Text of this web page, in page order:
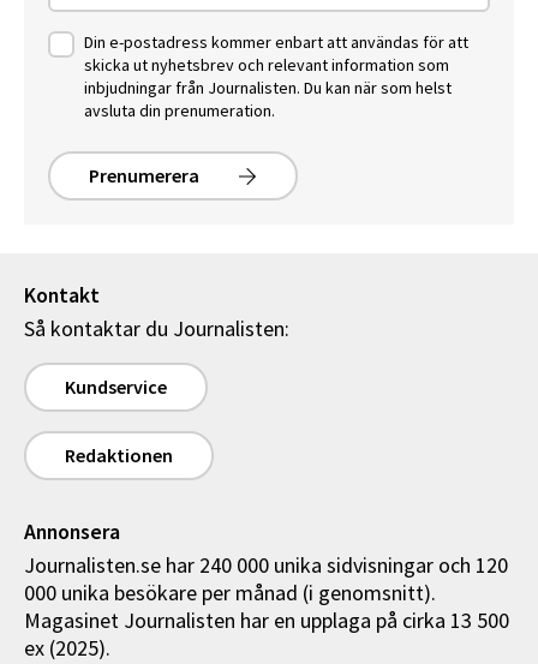
Din e-postadress kommer enbart att användas för att
skicka ut nyhetsbrev och relevant information som
inbjudningar från Journalisten. Du kan när som helst
avsluta din prenumeration.
Prenumerera
Kontakt
Så kontaktar du Journalisten:
Kundservice
Redaktionen
Annonsera
Journalisten.se har 240 000 unika sidvisningar och 120
000 unika besökare per månad (i genomsnitt).
Magasinet Journalisten har en upplaga på cirka 13 500
ex (2025).